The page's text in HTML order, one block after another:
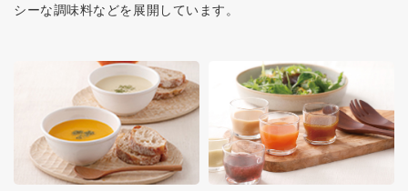
シーな調味料などを展開しています。